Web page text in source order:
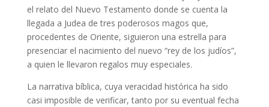
el relato del Nuevo Testamento donde se cuenta la
llegada a Judea de tres poderosos magos que,
procedentes de Oriente, siguieron una estrella para
presenciar el nacimiento del nuevo “rey de los judíos”,
a quien le llevaron regalos muy especiales.
La narrativa bíblica, cuya veracidad histórica ha sido
casi imposible de verificar, tanto por su eventual fecha